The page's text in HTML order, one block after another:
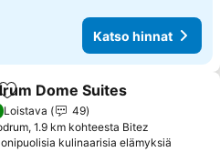
Katso hinnat
Lisää suosikkeihin
Dome Suites
Loistava
49
1.9 km kohteesta Bitez
kulinaarisia elämyksiä